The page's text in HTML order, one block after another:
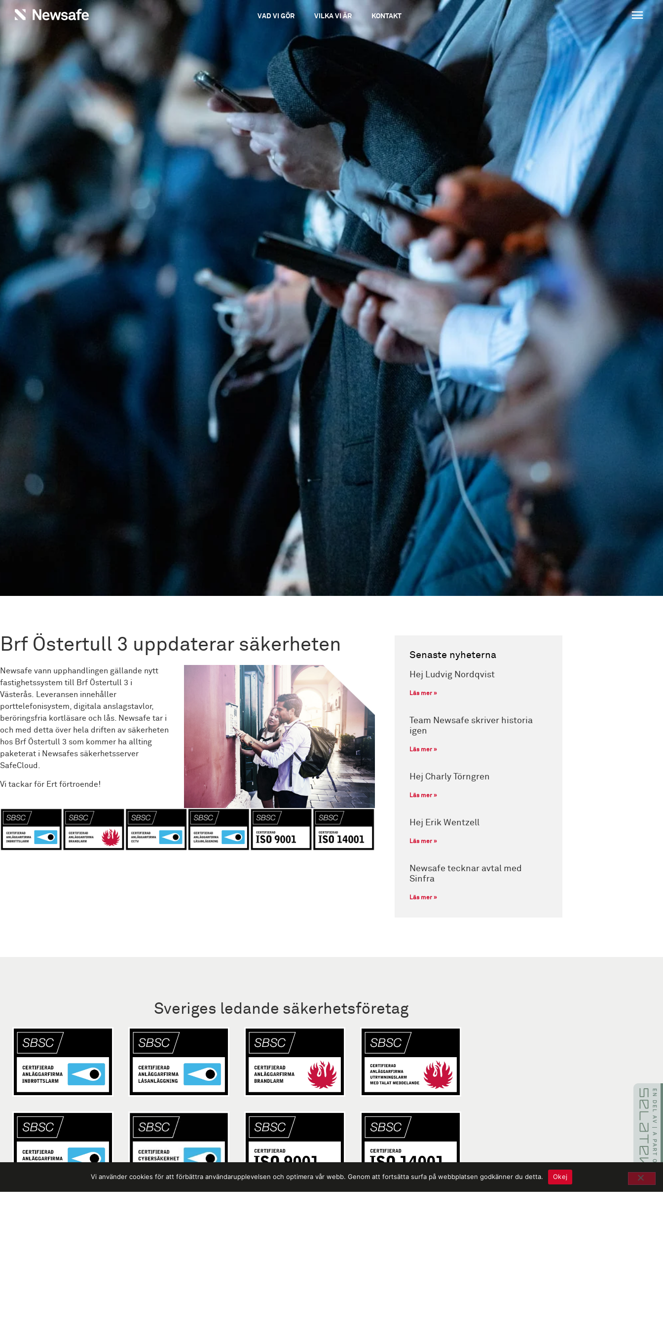
VAD VI GÖR VILKA VI ÄR KONTAKT
Brf Östertull 3 uppdaterar säkerheten
Newsafe vann upphandlingen gällande nytt
fastighetssystem till Brf Östertull 3 i
Västerås. Leveransen innehåller
porttelefonisystem, digitala anslagstavlor,
beröringsfria kortläsare och lås. Newsafe tar i
och med detta över hela driften av säkerheten
hos Brf Östertull 3 som kommer ha allting
paketerat i Newsafes säkerhetsserver
SafeCloud.
Vi tackar för Ert förtroende!
Senaste nyheterna
Hej Ludvig Nordqvist
Läs mer »
Team Newsafe skriver historia
igen
Läs mer »
Hej Charly Törngren
Läs mer »
Hej Erik Wentzell
Läs mer »
Newsafe tecknar avtal med
Sinfra
Läs mer »
Sveriges ledande säkerhetsföretag
Vi använder cookies för att förbättra användarupplevelsen och optimera vår webb. Genom att fortsätta surfa på webbplatsen godkänner du detta. Okej